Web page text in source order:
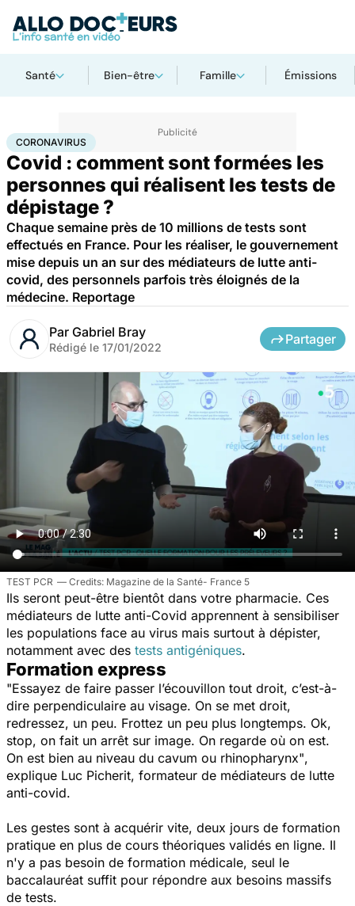
Santé Bien-être Famille Émissions
AccueilSantéMaladies Coronavirus
CORONAVIRUS
Covid : comment sont formées les
personnes qui réalisent les tests de
dépistage ?
Chaque semaine près de 10 millions de tests sont
effectués en France. Pour les réaliser, le gouvernement
mise depuis un an sur des médiateurs de lutte anti-
covid, des personnels parfois très éloignés de la
médecine. Reportage
Par Gabriel Bray
Rédigé le 17/01/2022
Partager
TEST PCR Magazine de la Santé- France 5
Ils seront peut-être bientôt dans votre pharmacie. Ces
médiateurs de lutte anti-Covid apprennent à sensibiliser
les populations face au virus mais surtout à dépister,
notamment avec des tests antigéniques.
Formation express
"Essayez de faire passer l’écouvillon tout droit, c’est-à-
dire perpendiculaire au visage. On se met droit,
redressez, un peu. Frottez un peu plus longtemps. Ok,
stop, on fait un arrêt sur image. On regarde où on est.
On est bien au niveau du cavum ou rhinopharynx",
explique Luc Picherit, formateur de médiateurs de lutte
anti-covid.
Les gestes sont à acquérir vite, deux jours de formation
pratique en plus de cours théoriques validés en ligne. Il
n'y a pas besoin de formation médicale, seul le
baccalauréat suffit pour répondre aux besoins massifs
de tests.